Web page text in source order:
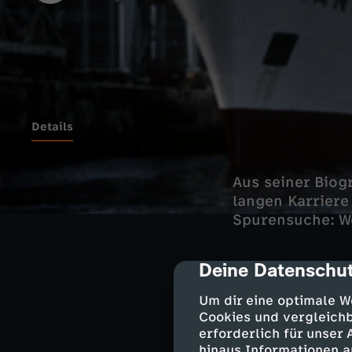
cmp-dialog-
Deine
Um dir eine optimale
Cookies und
erforderlich für unser
Details
Aus seiner
langen
Spurensuche:
Der Film
Mutter und
erfolgreichen